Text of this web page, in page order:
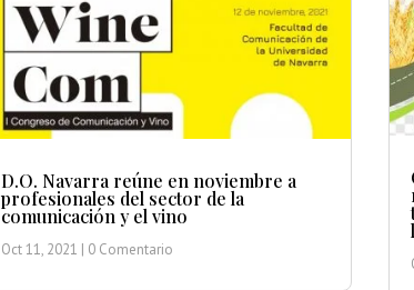
D.O. Navarra reúne en noviembre a
profesionales del sector de la
comunicación y el vino
Oct 11, 2021 | 0 Comentario